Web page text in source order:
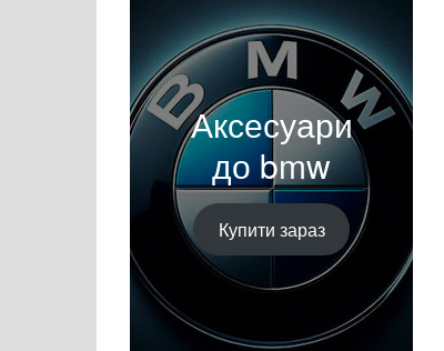
Аксесуари
до bmw
Купити зараз